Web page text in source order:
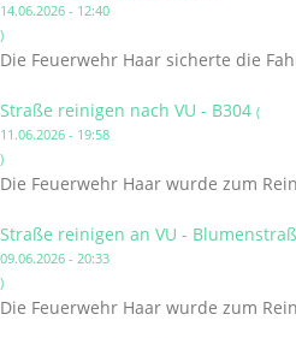
14.06.2026 - 12:40
)
Die Feuerwehr Haar sicherte die
Straße reinigen nach VU - B304 (
11.06.2026 - 19:58
)
Die Feuerwehr Haar wurde zum
Straße reinigen an VU -
09.06.2026 - 20:33
)
Die Feuerwehr Haar wurde zum